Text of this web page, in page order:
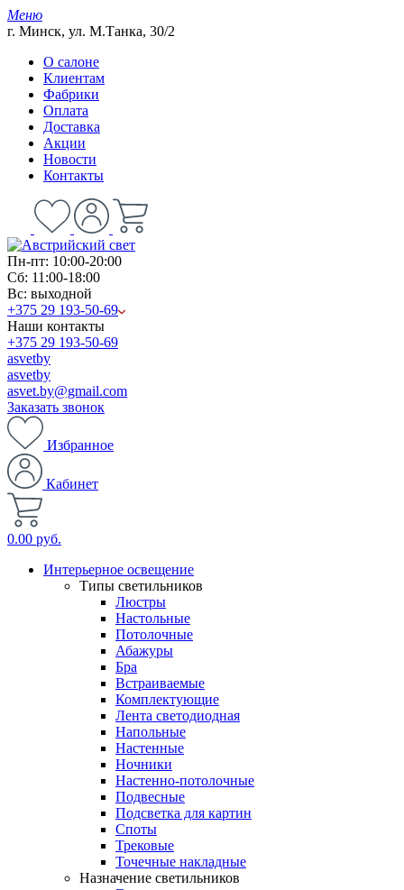
Меню
г. Минск, ул. М.Танка, 30/2
О салоне
Клиентам
Фабрики
Оплата
Доставка
Акции
Новости
Контакты
Пн-пт: 10:00-20:00
Сб: 11:00-18:00
Вс: выходной
+375 29 193-50-69
Наши контакты
+375 29 193-50-69
asvetby
asvetby
asvet.by@gmail.com
Заказать звонок
Избранное
Кабинет
0.00 руб.
Интерьерное освещение
Типы светильников
Люстры
Настольные
Потолочные
Абажуры
Бра
Встраиваемые
Комплектующие
Лента светодиодная
Напольные
Настенные
Ночники
Настенно-потолочные
Подвесные
Подсветка для картин
Споты
Трековые
Точечные накладные
Назначение светильников